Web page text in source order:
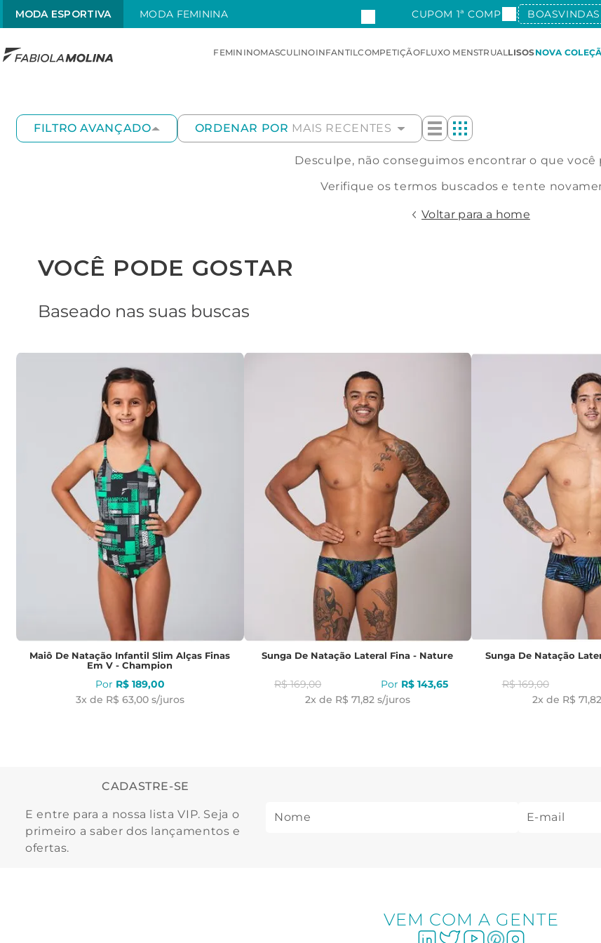
MODA ESPORTIVA MODA FEMININA CUPOM 1ª COMPRA:
FEMININOMASCULINOINFANTILCOMPETIÇÃOFLUXO MENSTRUALLISOSNOVA
FILTRO AVANÇADO ORDENAR POR MAIS RECENTES
Desculpe, não conseguimos encontrar o que você
Verifique os termos buscados e tente
Voltar para a home
VOCÊ PODE GOSTAR
Baseado nas suas buscas
Maiô De Natação Infantil Slim Alças Finas
Em V - Champion
R$ 189,00
3x de R$ 63,00 s/juros
Sunga De Natação Lateral Fina - Nature
R$ 169,00 R$ 143,65
2x de R$ 71,82 s/juros
Sunga De Natação
R$ 169,00
2x de R$ 71,82
CADASTRE-SE
E entre para a nossa lista VIP. Seja o
primeiro a saber dos lançamentos e
ofertas.
VEM COM A GENTE
2º menstrual